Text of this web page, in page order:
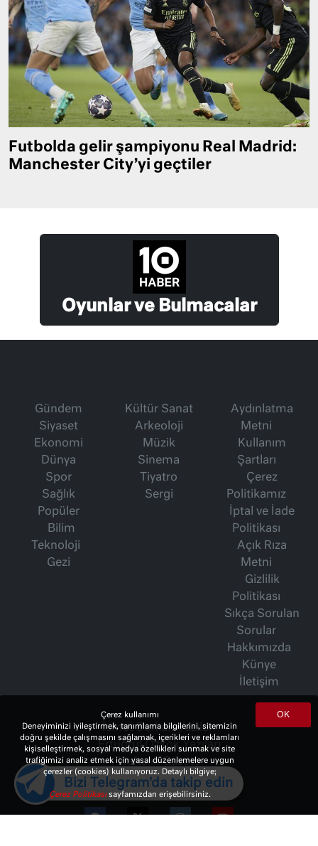
Futbolda gelir şampiyonu Real Madrid:
Manchester City’yi geçtiler
Oyunlar ve Bulmacalar
Gündem
Siyaset
Ekonomi
Dünya
Spor
Sağlık
Popüler
Bilim
Teknoloji
Gezi
Kültür Sanat
Arkeoloji
Müzik
Sinema
Tiyatro
Sergi
Aydınlatma
Metni
Kullanım
Şartları
Çerez
Politikamız
İptal ve İade
Politikası
Açık Rıza
Metni
Gizlilik
Politikası
Sıkça Sorulan
Sorular
Hakkımızda
Künye
İletişim
İsmet Berkan Yazıları
Ertuğrul Özkök Yazıları
Haftalık Gazete
OK
Çerez kullanımı
Deneyiminizi iyileştirmek, tanımlama bilgilerini, sitemizin
doğru şekilde çalışmasını sağlamak, içerikleri ve reklamları
kişiselleştirmek, sosyal medya özellikleri sunmak ve site
trafiğimizi analiz etmek için yasal düzenlemelere uygun
çerezler (cookies) kullanıyoruz. Detaylı bilgiye;
Çerez Politikasısayfamızdan erişebilirsiniz.
Bizi Telegram'da takip edin